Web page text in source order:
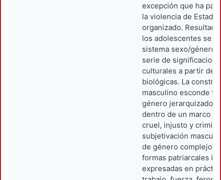
excepción que ha
la violencia de Estado
organizado.
los adolescentes se
sistema sexo/género
serie de
culturales a partir de
biológicas. La
masculino esconde
género jerarquizado
dentro de un marco
cruel, injusto y
subjetivación
de género complejo
formas patriarcales
expresadas en